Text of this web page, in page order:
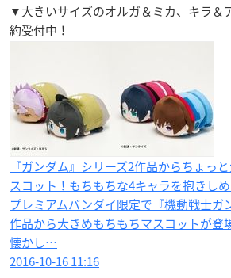
▼大きいサイズのオルガ＆ミカ、キラ＆
約受付中！
『ガンダム』シリーズ2作品からちょっ
スコット！もちもちな4キャラを抱きし
プレミアムバンダイ限定で『機動戦士ガ
作品から大きめもちもちマスコットが登
懐かし…
2016-10-16 11:16